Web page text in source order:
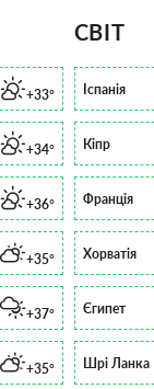
+33°
+34°
+36°
+35°
+37°
+35°
СВІТ
Іспанія
Кіпр
Франція
Хорватія
Єгипет
Шрі Ланка